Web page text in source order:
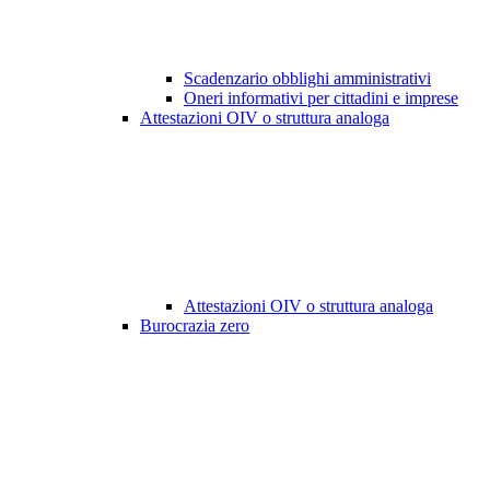
Scadenzario obblighi amministrativi
Oneri informativi per cittadini e imprese
Attestazioni OIV o struttura analoga
Attestazioni OIV o struttura analoga
Burocrazia zero